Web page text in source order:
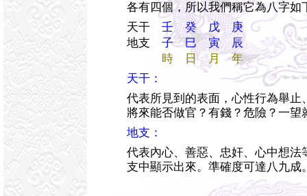
各有四個，所以我們稱它為八字如
天干 壬 癸 戊 庚
地支 子 巳 寅 辰
時 日 月 年
天干：
代表所見到的表面，心性行為舉止
將來能否做官？有錢？危險？一望
地支：
代表內心、善惡、忠奸、心中想法
支中顯示出來。準確度可達八九成